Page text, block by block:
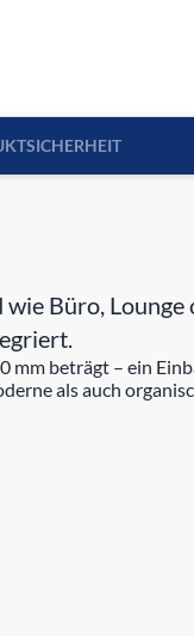
Büro,
mm beträgt – ein
als auch